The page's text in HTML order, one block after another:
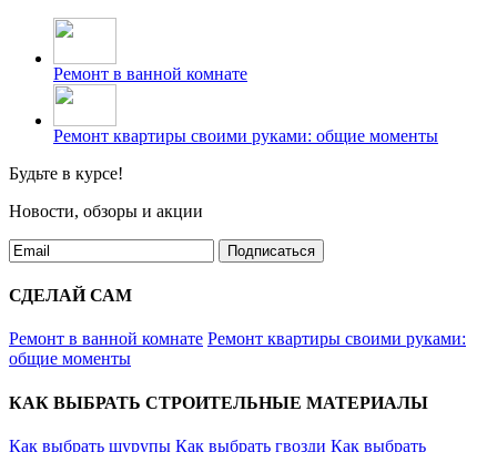
Ремонт в ванной комнате
Ремонт квартиры своими руками: общие моменты
Будьте в курсе!
Новости, обзоры и акции
Подписаться
СДЕЛАЙ САМ
Ремонт в ванной комнате Ремонт квартиры своими руками:
общие моменты
КАК ВЫБРАТЬ СТРОИТЕЛЬНЫЕ МАТЕРИАЛЫ
Как выбрать шурупы Как выбрать гвозди Как выбрать